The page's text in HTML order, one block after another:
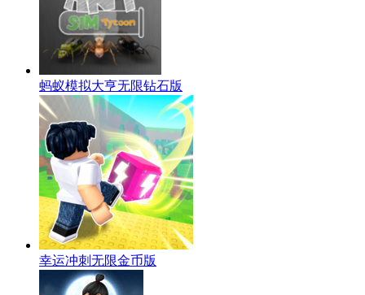
蚂蚁模拟大亨无限钻石版
幸运冲刺无限金币版